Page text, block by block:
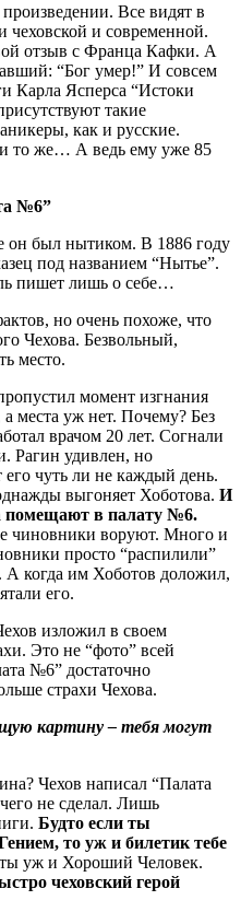
Все видят в
чеховской и современной.
отзыв с Франца Кафки. А
“Бог умер!” И совсем
Карла Ясперса “Истоки
такие
как и русские.
то же… А ведь ему уже 85
№6”
он был нытиком. В 1886 году
под названием “Нытье”.
пишет лишь о себе…
но очень похоже, что
Чехова. Безвольный,
место.
момент изгнания
места уж нет. Почему? Без
врачом 20 лет. Согнали
Рагин удивлен, но
его чуть ли не каждый день.
выгоняет Хоботова. И
помещают в палату №6.
чиновники воруют. Много и
просто “распилили”
когда им Хоботов доложил,
его.
изложил в своем
Это не “фото” всей
№6” достаточно
страхи Чехова.
картину – тебя могут
Чехов написал “Палата
не сделал. Лишь
Будто если ты
то уж и билетик тебе
уж и Хороший Человек.
чеховский герой